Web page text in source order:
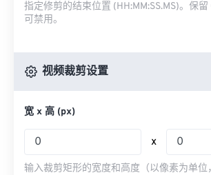
指定修剪的结束位置 (HH:MM:SS.MS)。保
可禁用。
视频裁剪设置
宽 x 高 (px)
x
输入裁剪矩形的宽度和高度（以像素为单位